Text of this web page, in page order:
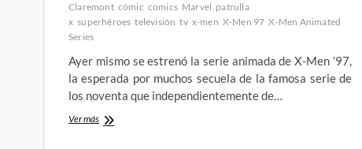
Claremont cómic comics Marvel patrulla
x superhéroes televisión tv x-men X-Men 97 X-Men Animated
Series
Ayer mismo se estrenó la serie animada de X-Men ’97,
la esperada por muchos secuela de la famosa serie de
los noventa que independientemente de…
Ver másPrimeras